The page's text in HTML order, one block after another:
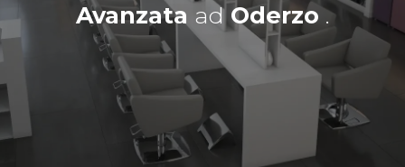
Avanzata adOderzo.